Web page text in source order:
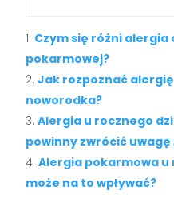
Czym się różni
pokarmowej?
Jak rozpoznać
noworodka?
Alergia u rocznego
powinny zwrócić
Alergia pokarmowa u
może na to wpływać?